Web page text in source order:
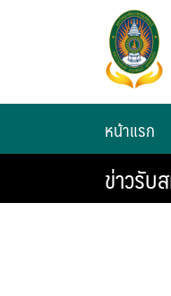
หน้าแรก
ข่าวรับ